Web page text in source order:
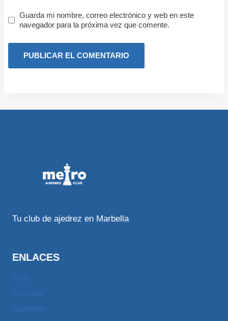
Guarda mi nombre, correo electrónico y web en este
navegador para la próxima vez que comente.
Tu club de ajedrez en Marbella
ENLACES